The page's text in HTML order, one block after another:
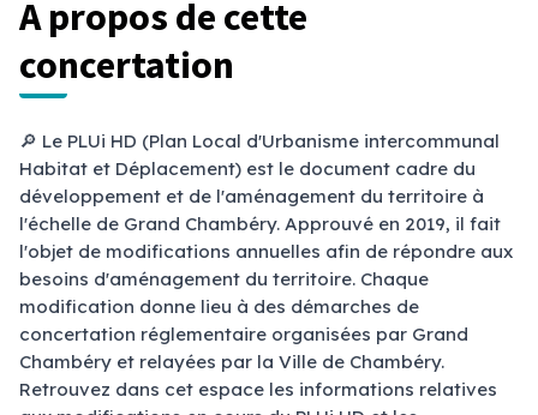
A propos de cette
concertation
🔎 Le PLUi HD (Plan Local d'Urbanisme intercommunal
Habitat et Déplacement) est le document cadre du
développement et de l'aménagement du territoire à
l'échelle de Grand Chambéry. Approuvé en 2019, il fait
l'objet de modifications annuelles afin de répondre aux
besoins d'aménagement du territoire. Chaque
modification donne lieu à des démarches de
concertation réglementaire organisées par Grand
Chambéry et relayées par la Ville de Chambéry.
Retrouvez dans cet espace les informations relatives